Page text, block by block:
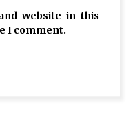
website in this
I comment.